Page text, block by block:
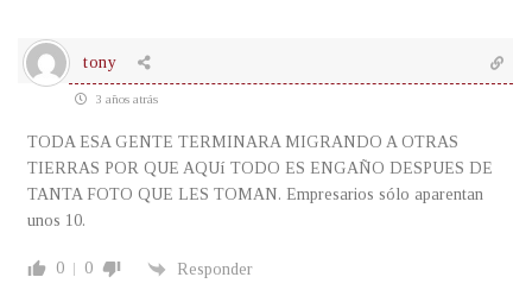
tony
3 años atrás
TODA ESA GENTE TERMINARA MIGRANDO A OTRAS
TIERRAS POR QUE AQUí TODO ES ENGAÑO DESPUES DE
TANTA FOTO QUE LES TOMAN. Empresarios sólo aparentan
unos 10.
0 0 Responder